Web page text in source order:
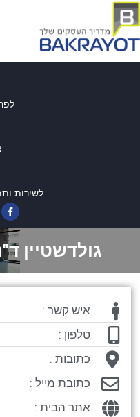
לשירות
גולדשטיין
איש קשר :
טלפון :
כתובות :
כתובת מייל :
אתר הבית :